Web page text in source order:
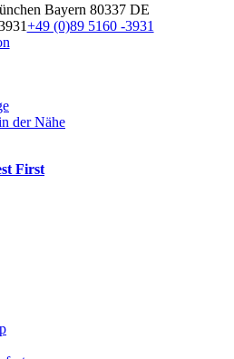
Bayern 80337 DE
+49 (0)89 5160 -3931
der Nähe
First